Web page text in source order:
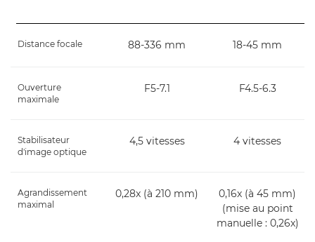
Distance focale 88-336 mm 18-45 mm
Ouverture
maximale
F5-7.1 F4.5-6.3
Stabilisateur
d'image optique
4,5 vitesses 4 vitesses
Agrandissement
maximal
0,28x (à 210 mm)
0,16x (à 45 mm)
(mise au point
manuelle : 0,26x)